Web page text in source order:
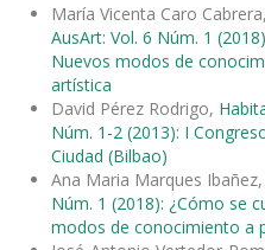
María Vicenta Caro Cabrera,
AusArt: Vol. 6 Núm. 1
Nuevos modos de
artística
David Pérez Rodrigo,
Núm. 1-2 (2013): I
Ciudad (Bilbao)
Ana Maria Marques Ibañez,
Núm. 1 (2018): ¿Cómo se
modos de conocimiento a